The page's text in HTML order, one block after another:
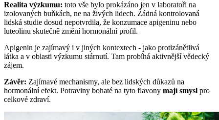
Realita výzkumu: toto vše bylo prokázáno jen v laboratoři na
izolovaných buňkách, ne na živých lidech. Žádná kontrolovaná
lidská studie dosud nepotvrdila, že konzumace apigeninu nebo
luteolinu skutečně změní hormonální profil.
Apigenin je zajímavý i v jiných kontextech - jako protizánětlivá
látka a v oblasti výzkumu stárnutí. Tam probíhá aktivnější vědecký
zájem.
Závěr: Zajímavé mechanismy, ale bez lidských důkazů na
hormonální efekt. Potraviny bohaté na tyto flavony mají smysl pro
celkové zdraví.